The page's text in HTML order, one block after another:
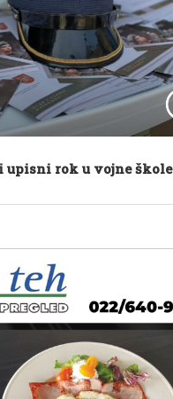
upisni rok u vojne škole